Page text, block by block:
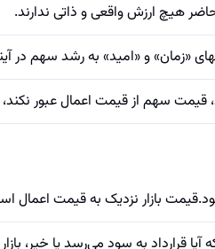
هیچ ارزش واقعی و ذاتی ندارند.
«زمان» و «امید» به رشد سهم در
بازار نزدیک به قیمت اعمال